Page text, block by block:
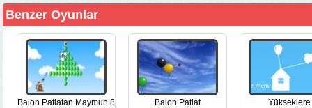
Benzer Oyunlar
Balon Patlatan Maymun 8 Balon Patlat Yükseklere